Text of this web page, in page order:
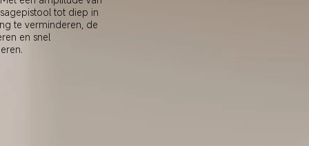
tot diep in
te verminderen, de
en snel